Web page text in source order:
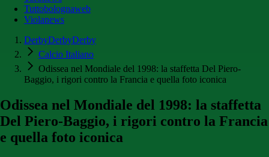
Tuttobolognaweb
Violanews
DerbyDerbyDerby
Calcio Italiano
Odissea nel Mondiale del 1998: la staffetta Del Piero-
Baggio, i rigori contro la Francia e quella foto iconica
Odissea nel Mondiale del 1998: la staffetta
Del Piero-Baggio, i rigori contro la Francia
e quella foto iconica